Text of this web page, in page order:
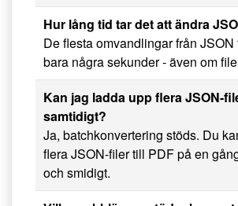
Hur lång tid tar det att ändra
De flesta omvandlingar från
bara några sekunder - även om
Kan jag ladda upp flera JSON-
samtidigt?
Ja, batchkonvertering stöds. Du
flera JSON-filer till PDF på en
och smidigt.